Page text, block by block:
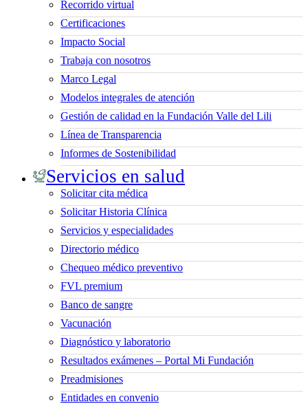
Recorrido virtual
Certificaciones
Impacto Social
Trabaja con nosotros
Marco Legal
Modelos integrales de atención
Gestión de calidad en la Fundación Valle del Lili
Línea de Transparencia
Informes de Sostenibilidad
Servicios en salud
Solicitar cita médica
Solicitar Historia Clínica
Servicios y especialidades
Directorio médico
Chequeo médico preventivo
FVL premium
Banco de sangre
Vacunación
Diagnóstico y laboratorio
Resultados exámenes – Portal Mi Fundación
Preadmisiones
Entidades en convenio